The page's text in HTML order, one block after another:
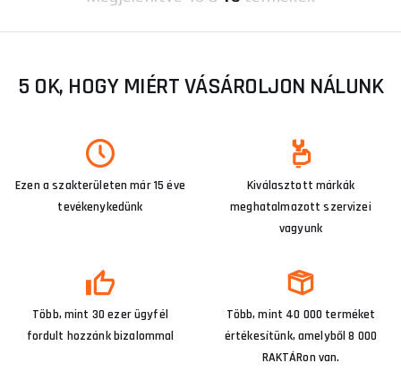
5 OK, HOGY MIÉRT VÁSÁROLJON NÁLUNK
Ezen a szakterületen már 15 éve
tevékenykedünk
Kiválasztott márkák
meghatalmazott szervizei
vagyunk
Több, mint 30 ezer ügyfél
fordult hozzánk bizalommal
Több, mint 40 000 terméket
értékesítünk, amelyből 8 000
RAKTÁRon van.